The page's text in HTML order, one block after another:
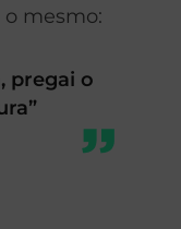
mesmo:
pregai o